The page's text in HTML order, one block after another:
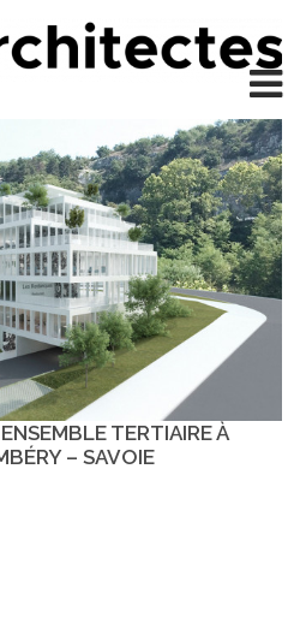
TERTIAIRE À
– SAVOIE